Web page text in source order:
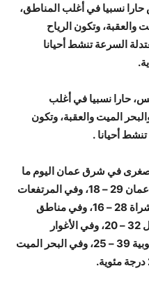
نسبيا في أغلب المناطق،
والعقبة، وتكون الرياح
السرعة تنشط أحيانا
حارا نسبيا في أغلب
الميت والعقبة، وتكون
أحيانا .
في شرق عمان اليوم ما
بين 31 – 20 درجة مئوية، وفي غرب عمان 29 – 18، وفي المرتفعات
الشمالية 27 – 17، وفي مرتفعات الشراة 28 – 16، وفي مناطق
البادية 36 – 21، وفي مناطق السهول 32 – 20، وفي الأغوار
الشمالية 37 – 22، وفي الأغوار الجنوبية 39 – 25، وفي البحر الميت